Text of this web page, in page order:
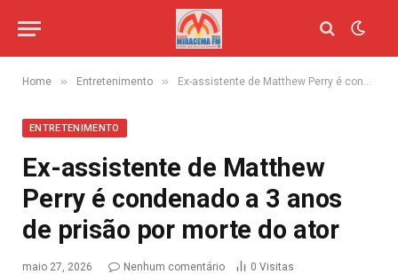
Home » Entretenimento » Ex-assistente de Matthew Perry é condenado a 3 anos de prisão por morte do ator
ENTRETENIMENTO
Ex-assistente de Matthew
Perry é condenado a 3 anos
de prisão por morte do ator
maio 27, 2026 Nenhum comentário 0 Visitas